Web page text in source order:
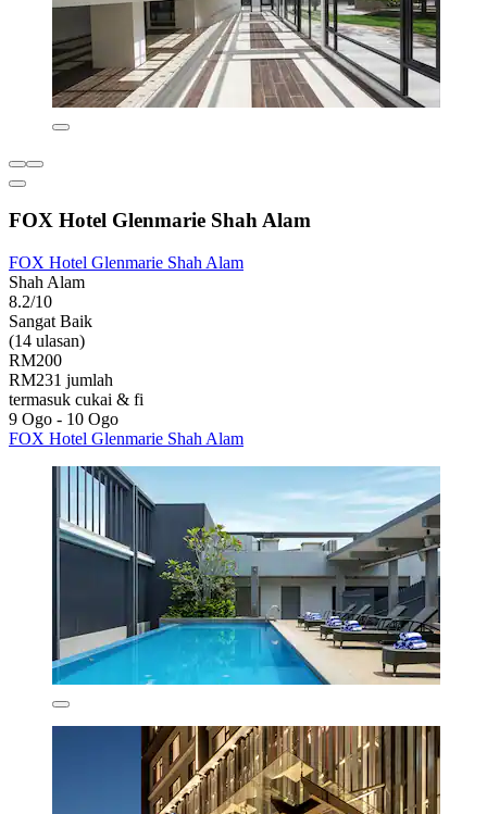
FOX Hotel Glenmarie Shah Alam
FOX Hotel Glenmarie Shah Alam
Shah Alam
8.2/10
Sangat Baik
(14 ulasan)
RM200
RM231 jumlah
termasuk cukai & fi
9 Ogo - 10 Ogo
FOX Hotel Glenmarie Shah Alam